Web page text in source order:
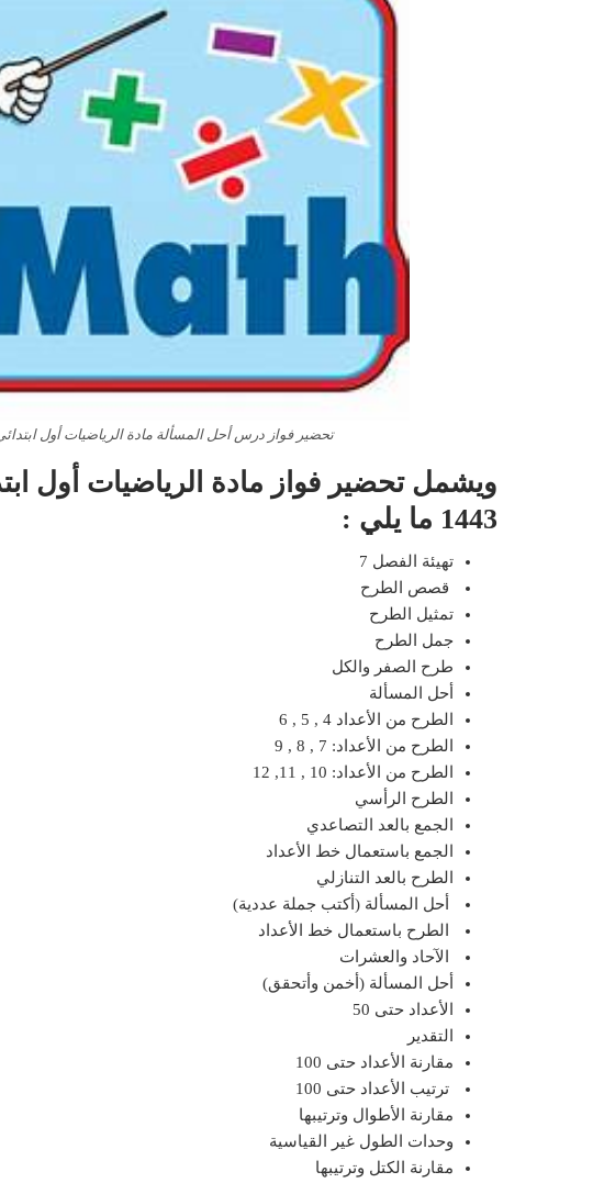
تحضير فواز درس أحل المسألة مادة الرياضيات أول ابتدائي
ويشمل تحضير فواز مادة الرياضيات أول
1443 ما يلي :
تهيئة الفصل 7
قصص الطرح
تمثيل الطرح
جمل الطرح
طرح الصفر والكل
أحل المسألة
الطرح من الأعداد 4 , 5 , 6
الطرح من الأعداد: 7 , 8 , 9
الطرح من الأعداد: 10 , 11, 12
الطرح الرأسي
الجمع بالعد التصاعدي
الجمع باستعمال خط الأعداد
الطرح بالعد التنازلي
أحل المسألة (أكتب جملة عددية)
الطرح باستعمال خط الأعداد
الآحاد والعشرات
أحل المسألة (أخمن وأتحقق)
الأعداد حتى 50
التقدير
مقارنة الأعداد حتى 100
ترتيب الأعداد حتى 100
مقارنة الأطوال وترتيبها
وحدات الطول غير القياسية
مقارنة الكتل وترتيبها